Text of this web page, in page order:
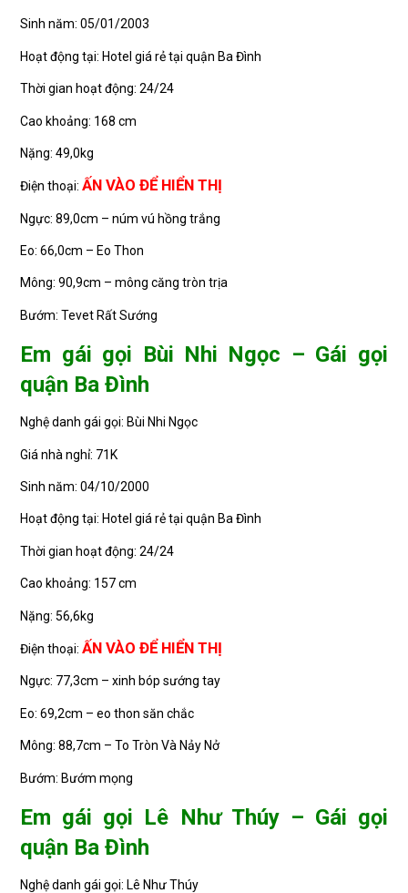
Sinh năm: 05/01/2003
Hoạt động tại: Hotel giá rẻ tại quận Ba Đình
Thời gian hoạt động: 24/24
Cao khoảng: 168 cm
Nặng: 49,0kg
Điện thoại:ẤN VÀO ĐỂ HIỂN THỊ
Ngực: 89,0cm – núm vú hồng trắng
Eo: 66,0cm – Eo Thon
Mông: 90,9cm – mông căng tròn trịa
Bướm: Tevet Rất Sướng
Em gái gọi Bùi Nhi Ngọc – Gái gọi
quận Ba Đình
Nghệ danh gái gọi: Bùi Nhi Ngọc
Giá nhà nghỉ: 71K
Sinh năm: 04/10/2000
Hoạt động tại: Hotel giá rẻ tại quận Ba Đình
Thời gian hoạt động: 24/24
Cao khoảng: 157 cm
Nặng: 56,6kg
Điện thoại:ẤN VÀO ĐỂ HIỂN THỊ
Ngực: 77,3cm – xinh bóp sướng tay
Eo: 69,2cm – eo thon săn chắc
Mông: 88,7cm – To Tròn Và Nảy Nở
Bướm: Bướm mọng
Em gái gọi Lê Như Thúy – Gái gọi
quận Ba Đình
Nghệ danh gái gọi: Lê Như Thúy